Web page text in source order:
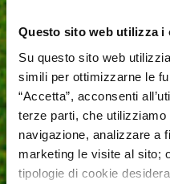
Questo sito web utilizza i
Su questo sito web
simili per ottimizzarne le
“Accetta”, acconsenti
terze parti, che
navigazione, analizzare a
marketing le visite al sito;
tipologie di cookie
gioco che
sociale, il
divertimento.